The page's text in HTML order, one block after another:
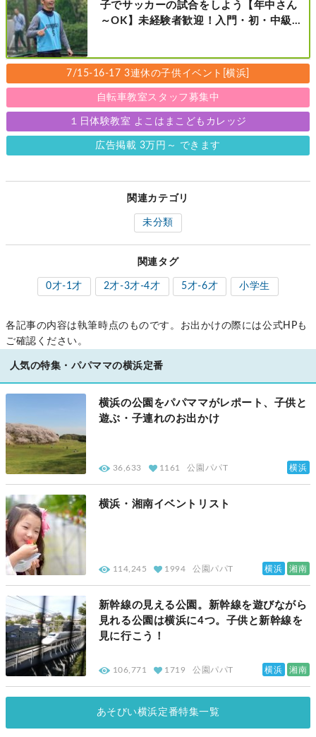
子でサッカーの試合をしよう【年中さん
～OK】未経験者歓迎！入門・初・中級の
7/15-16-17 3連休の子供イベント[横浜]
自転車教室スタッフ募集中
１日体験教室 よこはまこどもカレッジ
広告掲載 3万円～ できます
関連カテゴリ
未分類
関連タグ
0才-1才 2才-3才-4才 5才-6才 小学生
各記事の内容は執筆時点のものです。お出かけの際には公式HPも
ご確認ください。
人気の特集・パパママの横浜定番
横浜の公園をパパママがレポート、子供と
遊ぶ・子連れのお出かけ
36,633 1161 公園パパT 横浜
横浜・湘南イベントリスト
114,245 1994 公園パパT 横浜 湘南
新幹線の見える公園。新幹線を遊びながら
見れる公園は横浜に4つ。子供と新幹線を
見に行こう！
106,771 1719 公園パパT 横浜 湘南
あそびい横浜定番特集一覧